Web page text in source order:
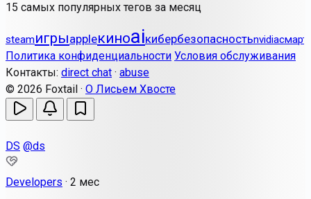
15 самых популярных тегов за месяц
steamигрыappleкиноaiкибербезопасностьnvidia
Политика конфиденциальности Условия обслуживания
Контакты: direct chat · abuse
© 2026 Foxtail · О Лисьем Хвосте
DS @ds
Developers · 2 мес